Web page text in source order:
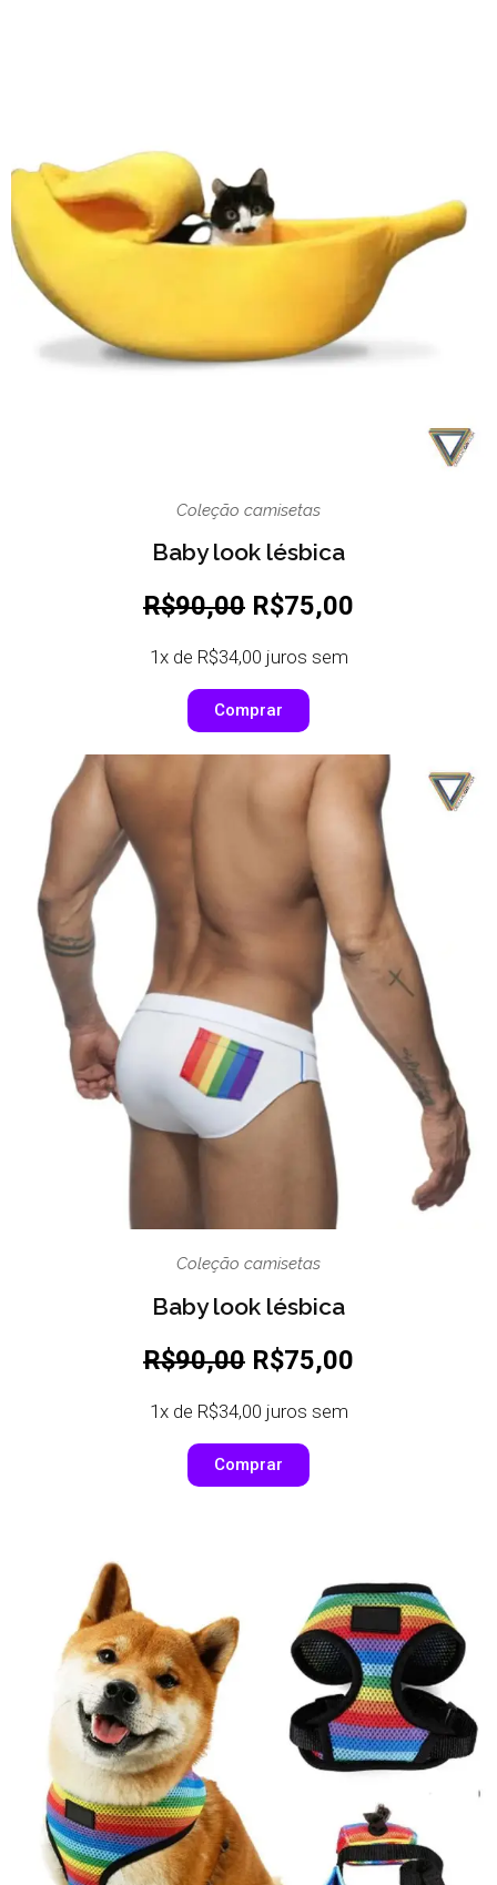
Coleção camisetas
Baby look lésbica
R$90,00 R$75,00
1x de R$34,00 juros sem
Comprar
Coleção camisetas
Baby look lésbica
R$90,00 R$75,00
1x de R$34,00 juros sem
Comprar